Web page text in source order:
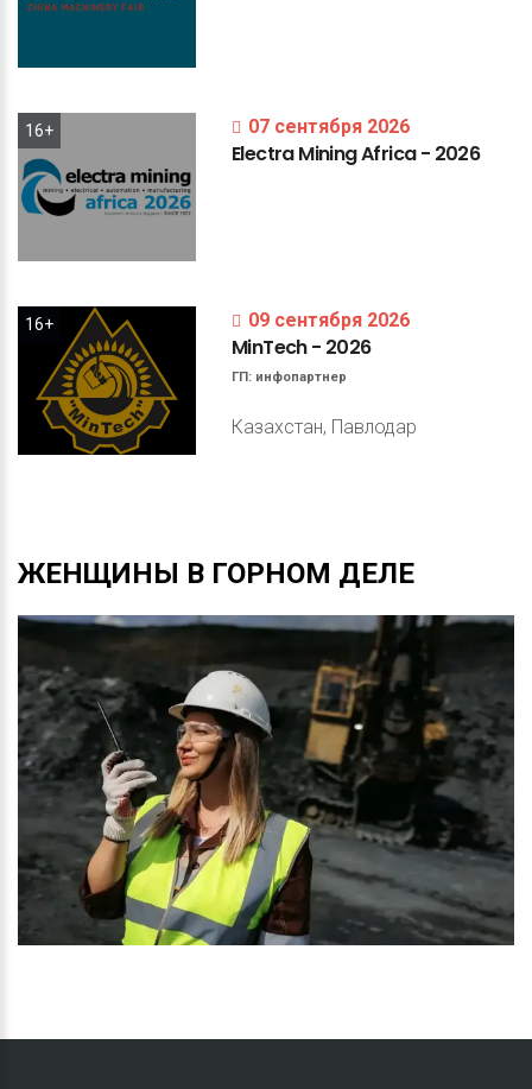
16+ 07 сентября 2026
ElectraMiningAfrica- 2026
16+ 09 сентября 2026
MinTech- 2026
ГП: инфопартнер
Казахстан, Павлодар
ЖЕНЩИНЫ В ГОРНОМ ДЕЛЕ